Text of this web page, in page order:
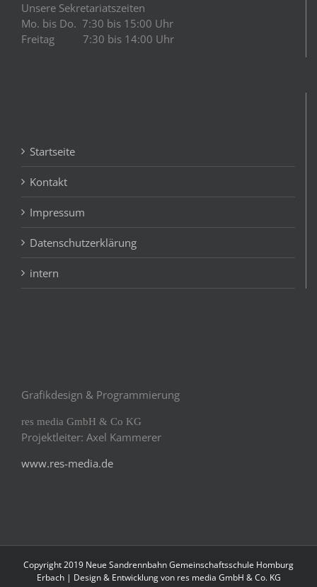
Unsere Sekretariatszeiten
Mo. bis Do. 7:30 bis 15:00 Uhr
Freitag 7:30 bis 14:00 Uhr
Startseite
Kontakt
Impressum
Datenschutzerklärung
intern
Grafikdesign & Programmierung
res media GmbH & Co KG
Projektleiter: Axel Kammerer
www.res-media.de
Copyright 2019 Neue Sandrennbahn Gemeinschaftsschule Homburg
Erbach | Design & Entwicklung von res media GmbH & Co. KG